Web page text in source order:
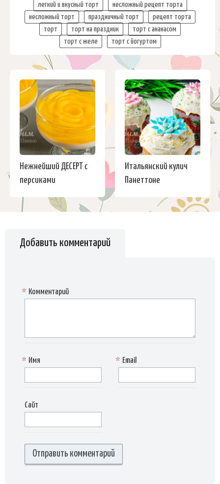
легкий и вкусный торт
несложный рецепт торта
несложный торт
праздничный торт
рецепт торта
торт
торт на праздник
торт с ананасом
торт с желе
торт с йогуртом
Нежнейший ДЕСЕРТ с
персиками
Итальянский кулич
Панеттоне
Добавить комментарий
Комментарий
*
Имя
* Email
*
Сайт